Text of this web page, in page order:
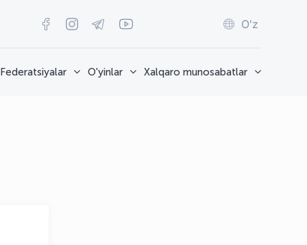
O'z
Federatsiyalar O'yinlar Xalqaro munosabatlar